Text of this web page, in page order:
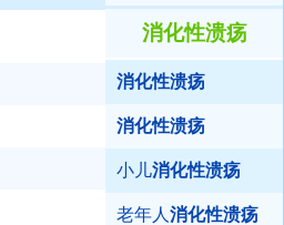
消化性溃疡
消化性溃疡
消化性溃疡
小儿消化性溃疡
老年人 消化性溃疡